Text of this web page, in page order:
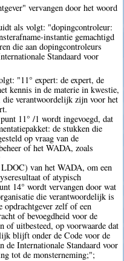
vervangen door het woord
als volgt: "dopingcontroleur:
instantie gemachtigd
die aan dopingcontroleurs
Standaard voor
"11° expert: de expert, de
kennis in de materie in kwestie,
verantwoordelijk zijn voor het
11° /1 wordt ingevoegd, dat
de stukken die
op vraag van de
of het WADA, zoals
van het WADA, om een
of atypisch
14° wordt vervangen door wat
die verantwoordelijk is
opdrachtgever zelf of een
of bevoegdheid voor de
of uitbesteed, op voorwaarde dat
blijft onder de Code voor de
de Internationale Standaard voor
tot de monsterneming;";